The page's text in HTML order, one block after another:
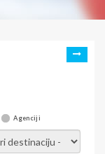
Agenciji
-